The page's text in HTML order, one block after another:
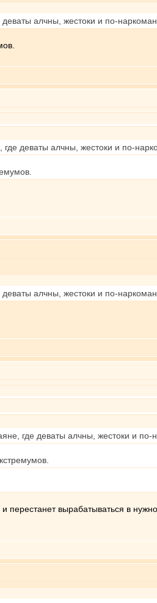
алчны, жестоки и по-
деваты алчны, жестоки и по-
алчны, жестоки и по-
где деваты алчны, жестоки и по-
перестанет вырабатываться в